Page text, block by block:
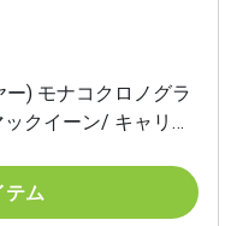
ー) モナコクロノグラ
クイーン/ キャリバ
テム